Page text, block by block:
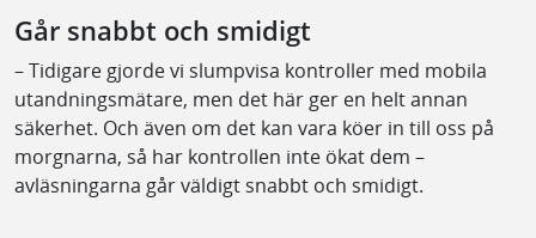
Går snabbt och smidigt
– Tidigare gjorde vi slumpvisa kontroller med mobila
utandningsmätare, men det här ger en helt annan
säkerhet. Och även om det kan vara köer in till oss på
morgnarna, så har kontrollen inte ökat dem –
avläsningarna går väldigt snabbt och smidigt.